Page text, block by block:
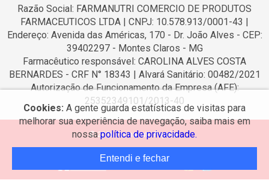
Razão Social: FARMANUTRI COMERCIO DE PRODUTOS
FARMACEUTICOS LTDA | CNPJ: 10.578.913/0001-43 |
Endereço: Avenida das Américas, 170 - Dr. João Alves - CEP:
39402297 - Montes Claros - MG
Farmacêutico responsável: CAROLINA ALVES COSTA
BERNARDES - CRF N° 18343 | Alvará Sanitário: 00482/2021
Autorização de Funcionamento da Empresa (AFE):
25352349101/2013-40
Cookies: A gente guarda estatísticas de visitas para
melhorar sua experiência de navegação, saiba mais em
nossapolítica de privacidade.
Entendi e fechar
© 2026 Farmanutri Popular.
Desenvolvido por